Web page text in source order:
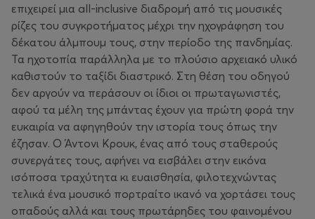
επιχειρεί μια all-inclusive διαδρομή από τις μουσικές
ρίζες του συγκροτήματος μέχρι την ηχογράφηση του
δέκατου άλμπουμ τους, στην περίοδο της πανδημίας.
Τα ηχοτοπία παράλληλα με το πλούσιο αρχειακό υλικό
καθιστούν το ταξίδι διαστρικό. Στη θέση του οδηγού
δεν αργούν να περάσουν οι ίδιοι οι πρωταγωνιστές,
αφού τα μέλη της μπάντας έχουν για πρώτη φορά την
ευκαιρία να αφηγηθούν την ιστορία τους όπως την
έζησαν. Ο Άντονι Κρουκ, ένας από τους σταθερούς
συνεργάτες τους, αφήνει να εισβάλει στην εικόνα
ισόποσα τραχύτητα κι ευαισθησία, φιλοτεχνώντας
τελικά ένα μουσικό πορτραίτο ικανό να χορτάσει τους
οπαδούς αλλά και τους πρωτάρηδες του φαινομένου